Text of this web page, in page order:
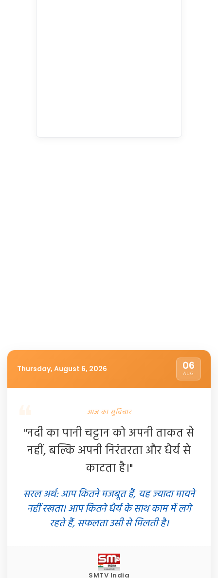
Thursday, August 6, 2026 06
AUG
आज का सुविचार
"नदी का पानी चट्टान को अपनी ताकत से
नहीं, बल्कि अपनी निरंतरता और धैर्य से
काटता है।"
सरल अर्थ: आप कितने मजबूत हैं, यह ज्यादा मायने
नहीं रखता। आप कितने धैर्य के साथ काम में लगे
रहते हैं, सफलता उसी से मिलती है।
SMTV India